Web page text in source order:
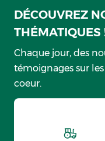
DÉCOUVREZ
THÉMATIQUES
Chaque jour, des
témoignages sur
coeur.